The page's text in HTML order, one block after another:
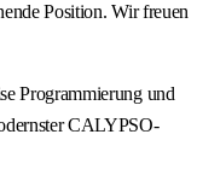
Position. Wir freuen
Programmierung und
CALYPSO-